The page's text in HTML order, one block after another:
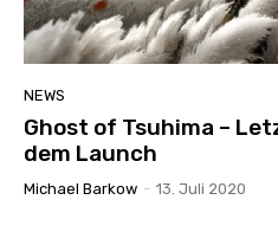
NEWS
Ghost of Tsuhima –
dem Launch
Michael Barkow - 13. Juli 2020